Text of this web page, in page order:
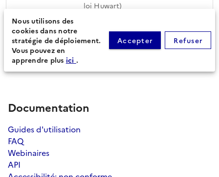
loi Huwart)
Périmètre du document
d'urbanisme (37)
Feuille de route
Documentation
Guides d'utilisation
FAQ
Webinaires
API
Nous utilisons des
cookies dans notre
stratégie de déploiement.
Vous pouvez en
apprendre plus ici .
Accepter Refuser